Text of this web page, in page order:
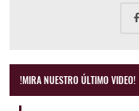
!MIRA NUESTRO ÚLTIMO VIDEO!